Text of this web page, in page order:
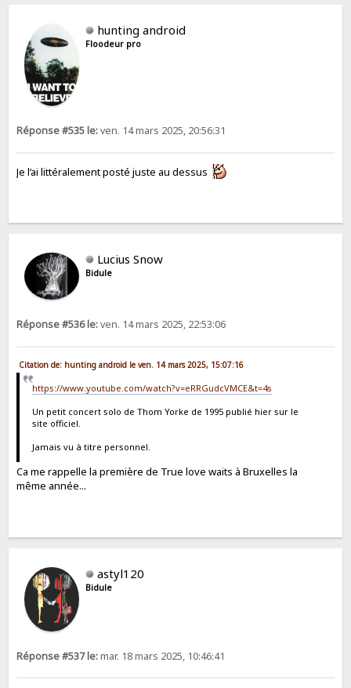
hunting android
Floodeur pro
Réponse #535 le:ven. 14 mars 2025, 20:56:31
Je l’ai littéralement posté juste au dessus
Lucius Snow
Bidule
Réponse #536 le:ven. 14 mars 2025, 22:53:06
Citation de: hunting android le ven. 14 mars 2025, 15:07:16
https://www.youtube.com/watch?v=eRRGudcVMCE&t=4s
Un petit concert solo de Thom Yorke de 1995 publié hier sur le
site officiel.
Jamais vu à titre personnel.
Ca me rappelle la première de True love waits à Bruxelles la
même année...
astyl120
Bidule
Réponse #537 le:mar. 18 mars 2025, 10:46:41